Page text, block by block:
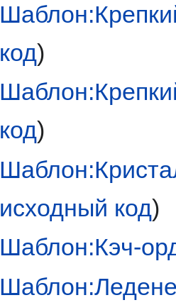
код)
код)
исходный код)
Шаблон:Кэч-